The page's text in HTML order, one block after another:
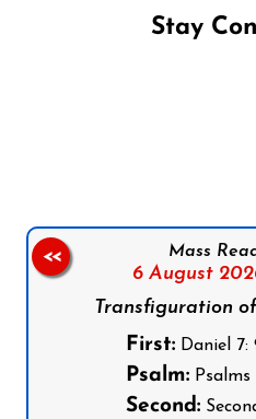
Stay
Mass
6 August
Transfiguration
First:Daniel 7:
Psalm:Psalms
Second:
<<